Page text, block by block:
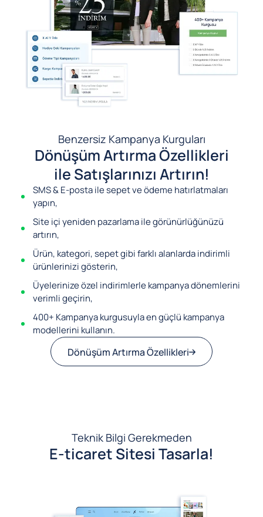
Benzersiz Kampanya Kurguları
Dönüşüm Artırma Özellikleri
ile Satışlarınızı Artırın!
SMS & E-posta ile sepet ve ödeme hatırlatmaları
yapın,
Site içi yeniden pazarlama ile görünürlüğünüzü
artırın,
Ürün, kategori, sepet gibi farklı alanlarda indirimli
ürünlerinizi gösterin,
Üyelerinize özel indirimlerle kampanya dönemlerini
verimli geçirin,
400+ Kampanya kurgusuyla en güçlü kampanya
modellerini kullanın.
Dönüşüm Artırma Özellikleri
Teknik Bilgi Gerekmeden
E-ticaret Sitesi Tasarla!